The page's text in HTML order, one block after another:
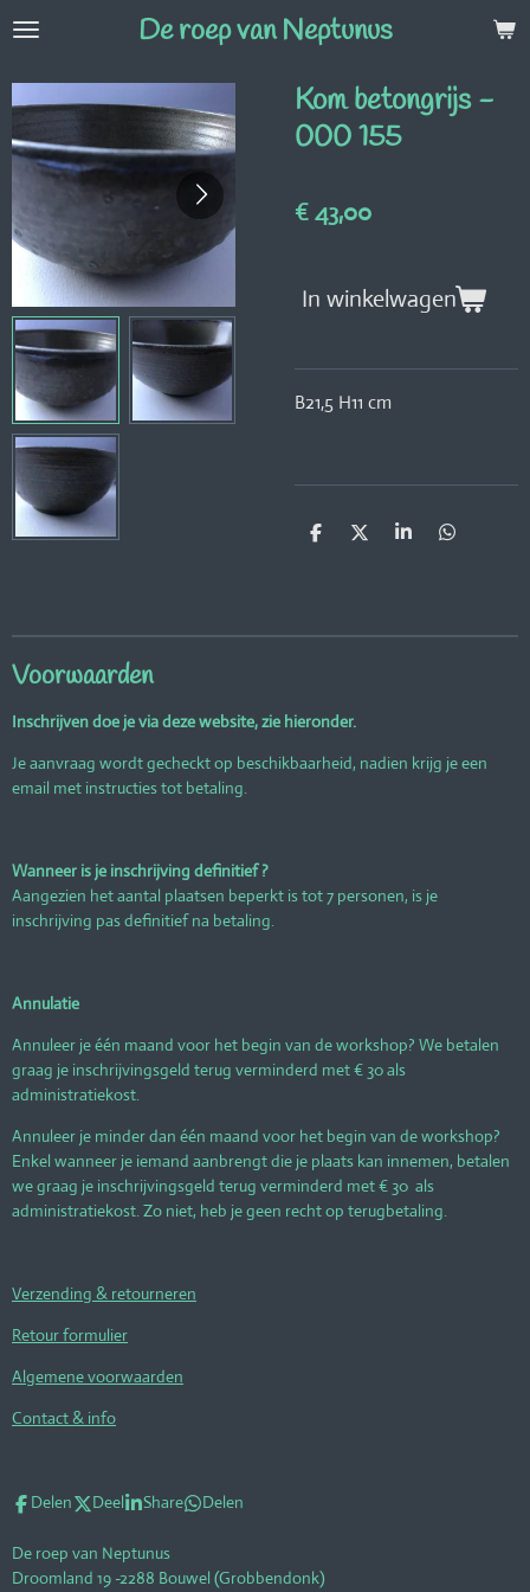
Ga
naar
de
hoofdinhoud
De roep van Neptunus
Kom betongrijs -
000 155
€ 43,00
In winkelwagen
B21,5 H11 cm
D
D
S
D
Voorwaarden
Inschrijven doe je via deze website, zie hieronder.
Je aanvraag wordt gecheckt op beschikbaarheid, nadien krijg je een
email met instructies tot betaling.
Wanneer is je inschrijving definitief ?
Aangezien het aantal plaatsen beperkt is tot 7 personen, is je
inschrijving pas definitief na betaling.
Annulatie
Annuleer je één maand voor het begin van de workshop? We betalen
graag je inschrijvingsgeld terug verminderd met € 30 als
administratiekost.
Annuleer je minder dan één maand voor het begin van de workshop?
Enkel wanneer je iemand aanbrengt die je plaats kan innemen, betalen
we graag je inschrijvingsgeld terug verminderd met € 30 als
administratiekost. Zo niet, heb je geen recht op terugbetaling.
Verzending & retourneren
Retour formulier
Algemene voorwaarden
Contact & info
Delen Deel Share Delen
De roep van Neptunus
Droomland 19 -2288 Bouwel (Grobbendonk)